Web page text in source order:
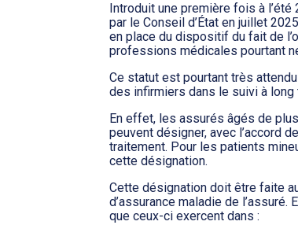
Introduit une première fois à
par le Conseil d’État en juillet
en place du dispositif du fait de
professions médicales pourtant
Ce statut est pourtant très
des infirmiers dans le suivi à
En effet, les assurés âgés de
peuvent désigner, avec l’accord
traitement. Pour les patients
cette désignation.
Cette désignation doit être faite
d’assurance maladie de
que ceux-ci exercent dans :